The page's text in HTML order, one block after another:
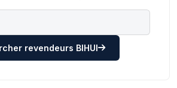
revendeurs BIHUI